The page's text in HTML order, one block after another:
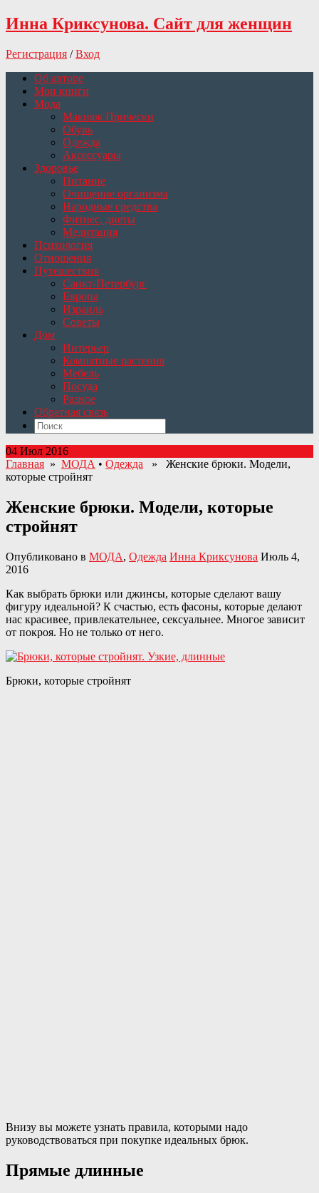
Инна Криксунова. Сайт для женщин
Регистрация /Вход
Об авторе
Мои книги
Мода
Макияж Прически
Обувь
Одежда
Аксессуары
Здоровье
Питание
Очищение организма
Народные средства
Фитнес, диеты
Медитация
Психология
Отношения
Путешествия
Санкт-Петербург
Европа
Израиль
Советы
Дом
Интерьер
Комнатные растения
Мебель
Посуда
Разное
Обратная связь
04 Июл 2016
Главная » МОДА • Одежда » Женские брюки. Модели,
которые стройнят
Женские брюки. Модели, которые
стройнят
Опубликовано в МОДА, Одежда Инна Криксунова Июль 4,
2016
Как выбрать брюки или джинсы, которые сделают вашу
фигуру идеальной? К счастью, есть фасоны, которые делают
нас красивее, привлекательнее, сексуальнее. Многое зависит
от покроя. Но не только от него.
Брюки, которые стройнят
Внизу вы можете узнать правила, которыми надо
руководствоваться при покупке идеальных брюк.
Прямые длинные